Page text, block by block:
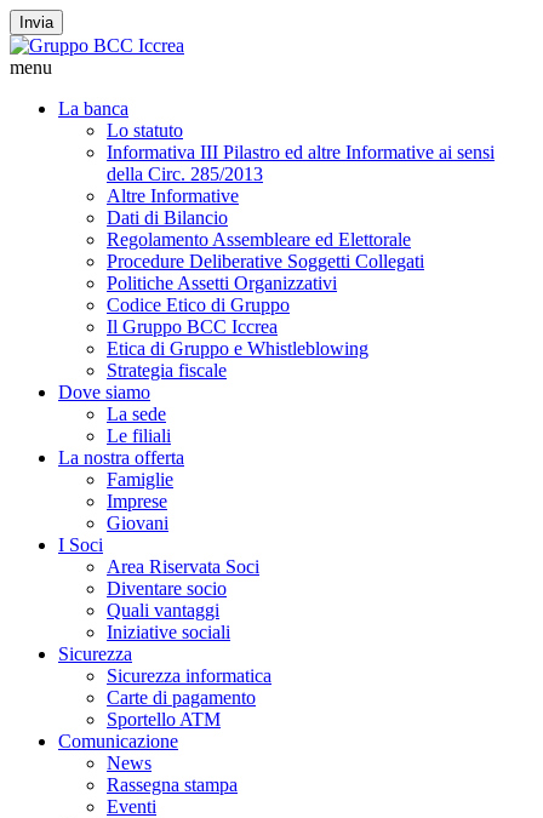
Invia
menu
La banca
Lo statuto
Informativa III Pilastro ed altre Informative ai sensi
della Circ. 285/2013
Altre Informative
Dati di Bilancio
Regolamento Assembleare ed Elettorale
Procedure Deliberative Soggetti Collegati
Politiche Assetti Organizzativi
Codice Etico di Gruppo
Il Gruppo BCC Iccrea
Etica di Gruppo e Whistleblowing
Strategia fiscale
Dove siamo
La sede
Le filiali
La nostra offerta
Famiglie
Imprese
Giovani
I Soci
Area Riservata Soci
Diventare socio
Quali vantaggi
Iniziative sociali
Sicurezza
Sicurezza informatica
Carte di pagamento
Sportello ATM
Comunicazione
News
Rassegna stampa
Eventi